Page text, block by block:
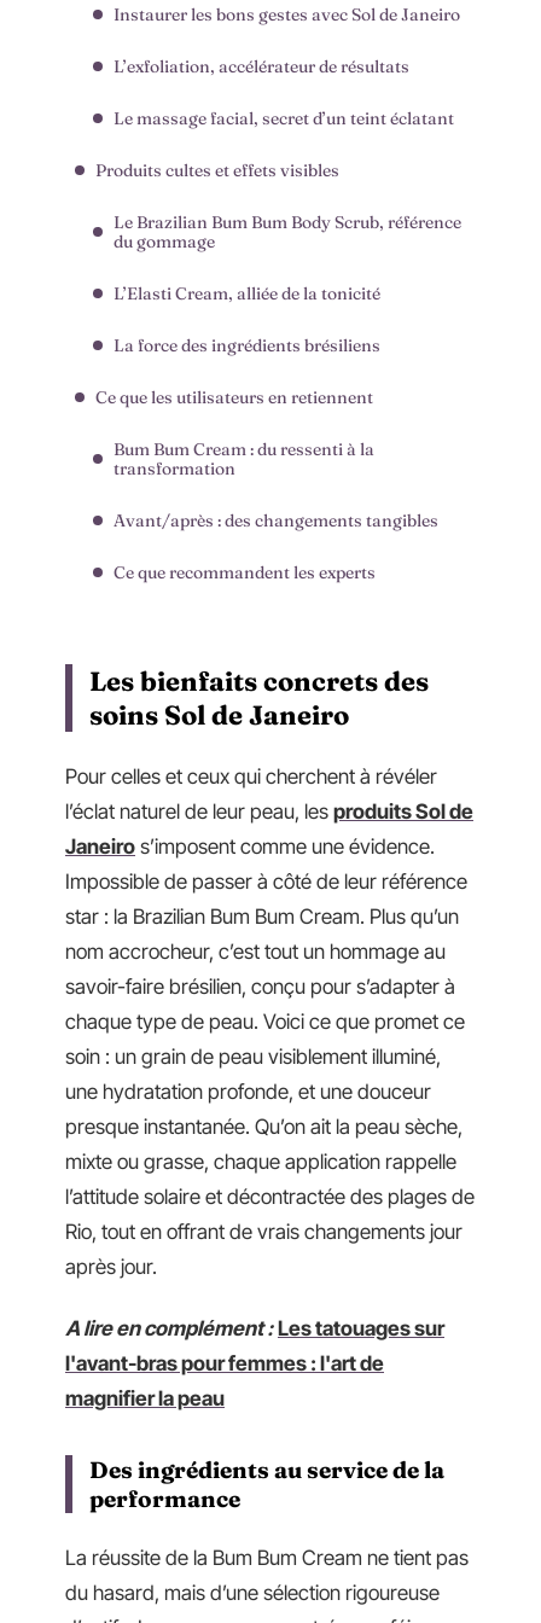
Instaurer les bons gestes avec Sol de Janeiro
L’exfoliation, accélérateur de résultats
Le massage facial, secret d’un teint éclatant
Produits cultes et effets visibles
Le Brazilian Bum Bum Body Scrub, référence
du gommage
L’Elasti Cream, alliée de la tonicité
La force des ingrédients brésiliens
Ce que les utilisateurs en retiennent
Bum Bum Cream : du ressenti à la
transformation
Avant/après : des changements tangibles
Ce que recommandent les experts
Les bienfaits concrets des
soins Sol de Janeiro
Pour celles et ceux qui cherchent à révéler
l’éclat naturel de leur peau, les produits Sol de
Janeiro s’imposent comme une évidence.
Impossible de passer à côté de leur référence
star : la Brazilian Bum Bum Cream. Plus qu’un
nom accrocheur, c’est tout un hommage au
savoir-faire brésilien, conçu pour s’adapter à
chaque type de peau. Voici ce que promet ce
soin : un grain de peau visiblement illuminé,
une hydratation profonde, et une douceur
presque instantanée. Qu’on ait la peau sèche,
mixte ou grasse, chaque application rappelle
l’attitude solaire et décontractée des plages de
Rio, tout en offrant de vrais changements jour
après jour.
A lire en complément : Les tatouages sur
l'avant-bras pour femmes : l'art de
magnifier la peau
Des ingrédients au service de la
performance
La réussite de la Bum Bum Cream ne tient pas
du hasard, mais d’une sélection rigoureuse